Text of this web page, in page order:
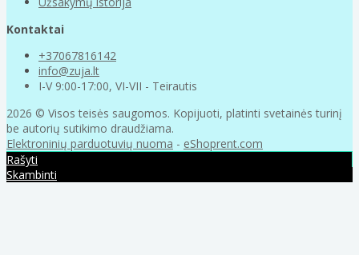
Kontaktai
+37067816142
info@zuja.lt
I-V 9:00-17:00, VI-VII - Teirautis
2026 © Visos teisės saugomos. Kopijuoti, platinti svetainės turinį
be autorių sutikimo draudžiama.
Elektroninių parduotuvių nuoma - eShoprent.com
Rašyti
Skambinti